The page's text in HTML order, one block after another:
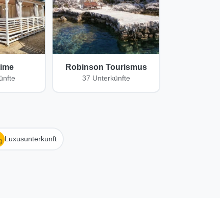
Robinson Tourismus
37 Unterkünfte
Luxusunterkunft